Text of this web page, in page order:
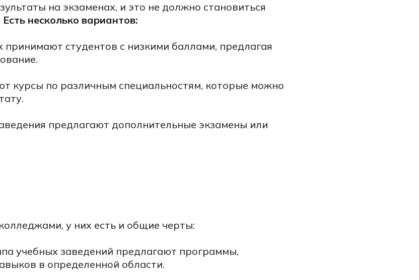
на экзаменах, и это не должно становиться
Есть несколько вариантов:
студентов с низкими баллами, предлагая
курсы по различным специальностям, которые можно
предлагают дополнительные экзамены или
у них есть и общие черты:
учебных заведений предлагают программы,
в определенной области.